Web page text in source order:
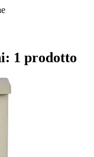
1 prodotto